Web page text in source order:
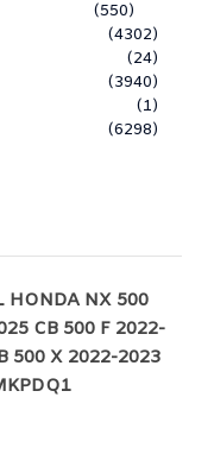
(550)
(4302)
(24)
(3940)
(1)
(6298)
HONDA NX 500
CB 500 F 2022-
500 X 2022-2023